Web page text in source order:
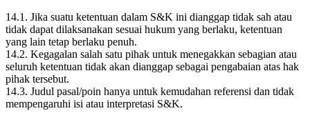
14.1. Jika suatu ketentuan dalam S&K ini dianggap tidak sah atau
tidak dapat dilaksanakan sesuai hukum yang berlaku, ketentuan
yang lain tetap berlaku penuh.
14.2. Kegagalan salah satu pihak untuk menegakkan sebagian atau
seluruh ketentuan tidak akan dianggap sebagai pengabaian atas hak
pihak tersebut.
14.3. Judul pasal/poin hanya untuk kemudahan referensi dan tidak
mempengaruhi isi atau interpretasi S&K.